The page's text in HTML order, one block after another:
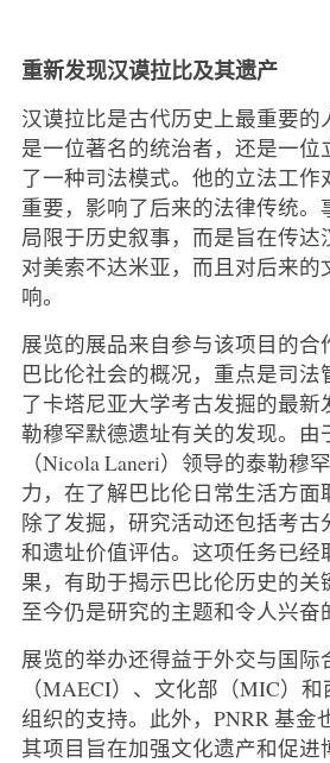
重新发现汉谟拉比及其遗产
汉谟拉比是古代历史上最重要的
是一位著名的统治者，还是一位
了一种司法模式。他的立法工作
重要，影响了后来的法律传统。
局限于历史叙事，而是旨在传达
对美索不达米亚，而且对后来的
响。
展览的展品来自参与该项目的合
巴比伦社会的概况，重点是司法
了卡塔尼亚大学考古发掘的最新
勒穆罕默德遗址有关的发现。由
（Nicola Laneri）领导的泰勒穆
力，在了解巴比伦日常生活方面
除了发掘，研究活动还包括考古
和遗址价值评估。这项任务已经
果，有助于揭示巴比伦历史的关
至今仍是研究的主题和令人兴奋
展览的举办还得益于外交与国际
（MAECI）、文化部（MIC）
组织的支持。此外，PNRR 基金
其项目旨在加强文化遗产和促进